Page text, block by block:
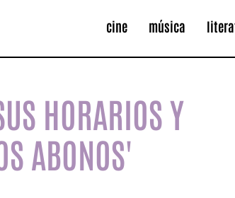
cine música
HORARIOS Y
ABONOS'